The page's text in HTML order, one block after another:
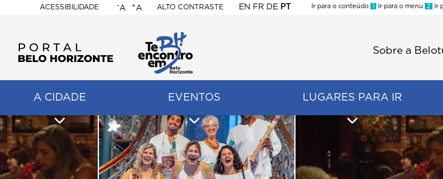
ACESSIBILIDADE
BELO
HORIZONTE
-A +A ALTO CONTRASTE EN FR DE PT
Ir para o conteúdo 1 Ir para o menu 2 Ir
Sobre a
A CIDADE EVENTOS LUGARES PARA IR